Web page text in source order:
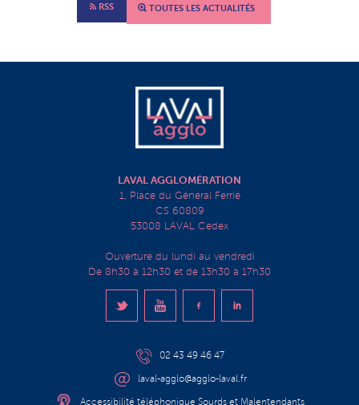
RSS TOUTES LES ACTUALITÉS
LAVAL AGGLOMÉRATION
1, Place du Général Ferrié
CS 60809
53008 LAVAL Cedex
Ouverture du lundi au vendredi
De 8h30 à 12h30 et de 13h30 à 17h30
02 43 49 46 47
laval-agglo@agglo-laval.fr
Accessibilité téléphonique Sourds et Malentendants